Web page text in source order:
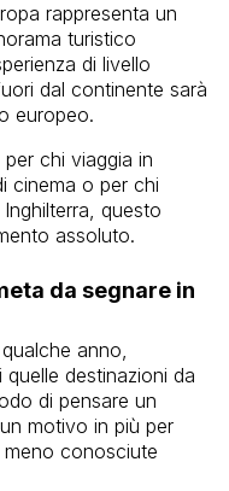
rappresenta un
turistico
di livello
dal continente sarà
europeo.
chi viaggia in
cinema o per chi
questo
assoluto.
da segnare in
anno,
destinazioni da
di pensare un
motivo in più per
conosciute